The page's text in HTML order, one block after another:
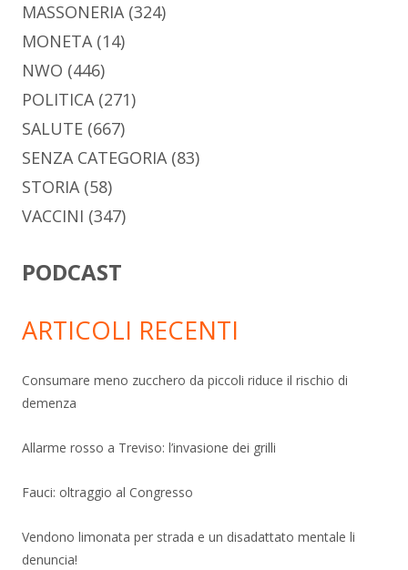
MASSONERIA(324)
MONETA(14)
NWO (446)
POLITICA(271)
SALUTE (667)
SENZA CATEGORIA(83)
STORIA(58)
VACCINI (347)
PODCAST
ARTICOLI RECENTI
Consumare meno zucchero da piccoli riduce il rischio di
demenza
Allarme rosso a Treviso: l’invasione dei grilli
Fauci: oltraggio al Congresso
Vendono limonata per strada e un disadattato mentale li
denuncia!